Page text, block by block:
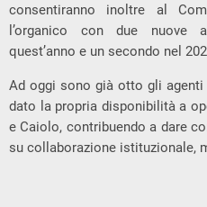
consentiranno inoltre al
l’organico con due nuove
quest’anno e un secondo nel
Ad oggi sono già otto gli
dato la propria disponibilità a
e Caiolo, contribuendo a dare
su collaborazione istituzionale,